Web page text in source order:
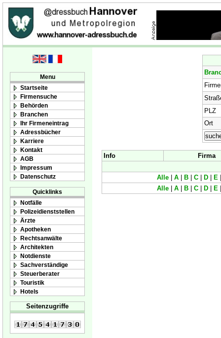
Menu
Startseite
Firmensuche
Behörden
Branchen
Ihr Firmeneintrag
Adressbücher
Karriere
Kontakt
AGB
Impressum
Datenschutz
Quicklinks
Notfälle
Polizeidienststellen
Ärzte
Apotheken
Rechtsanwälte
Architekten
Notdienste
Sachverständige
Steuerberater
Touristik
Hotels
Seitenzugriffe
PLZ
Ort
Info Firma
Alle A B C D E
Alle
A B C D E